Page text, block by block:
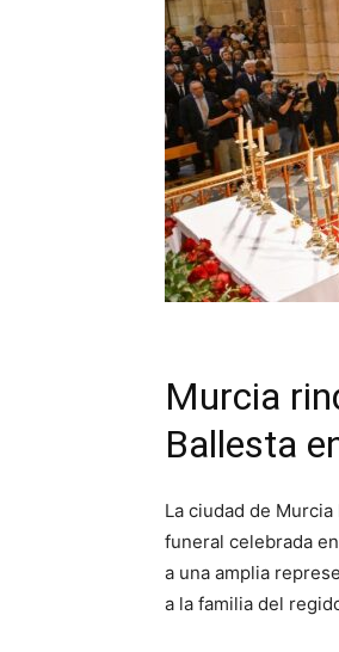
Murcia
Ballesta
La ciudad de
funeral celebrada
a una amplia
a la familia del